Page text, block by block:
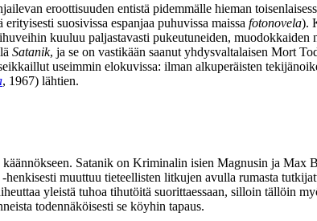
eroottisuuden entistä pidemmälle hieman
erityisesti suosivissa espanjaa puhuvissa maissa fotonovela).
kuuluu paljastavasti pukeutuneiden, muodokkaiden
Satanik, ja se on vastikään saanut yhdysvaltalaisen Mort
useimmin elokuvissa: ilman alkuperäisten
, 1967) lähtien.
käännökseen. Satanik on Kriminalin isien Magnusin ja Max
muuttuu tieteellisten litkujen avulla rumasta
yleistä tuhoa tihutöitä suorittaessaan, silloin tällöin
todennäköisesti se köyhin tapaus.